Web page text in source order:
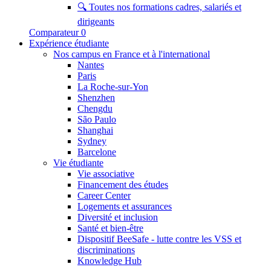
🔍 Toutes nos formations cadres, salariés et
dirigeants
Comparateur 0
Expérience étudiante
Nos campus en France et à l'international
Nantes
Paris
La Roche-sur-Yon
Shenzhen
Chengdu
São Paulo
Shanghai
Sydney
Barcelone
Vie étudiante
Vie associative
Financement des études
Career Center
Logements et assurances
Diversité et inclusion
Santé et bien-être
Dispositif BeeSafe - lutte contre les VSS et
discriminations
Knowledge Hub